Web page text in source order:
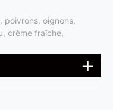
poivrons, oignons,
crème fraîche,